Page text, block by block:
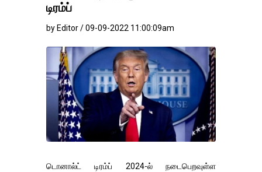
டிரம்ப்
by Editor / 09-09-2022 11:00:09am
டொனால்ட் டிரம்ப் 2024-ல் நடைபெறவுள்ள